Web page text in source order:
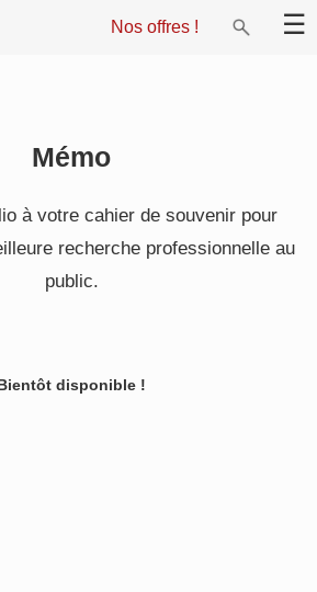
Nos offres ! ☰
×
Orientation
Education
CHA CV
Emploi
Mémo
à votre cahier de souvenir pour
recherche professionnelle au
public.
disponible !